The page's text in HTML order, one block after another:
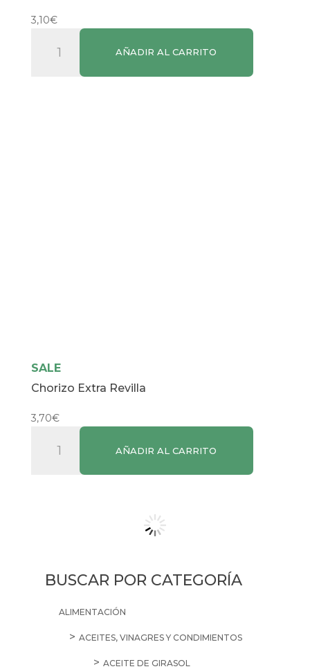
3,10€
Dulce
AÑADIR AL CARRITO
SALE
Chorizo Extra Revilla
3,70€
Extra
AÑADIR AL CARRITO
BUSCAR POR CATEGORÍA
ALIMENTACIÓN
ACEITES, VINAGRES Y CONDIMIENTOS
ACEITE DE GIRASOL